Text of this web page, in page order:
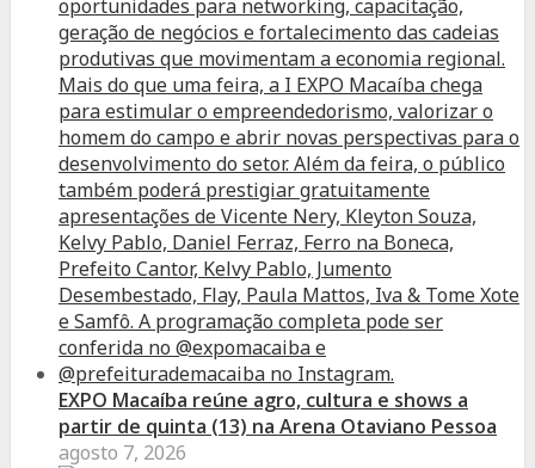
EXPO Macaíba reúne agro, cultura e shows a
partir de quinta (13) na Arena Otaviano Pessoa
agosto 7, 2026